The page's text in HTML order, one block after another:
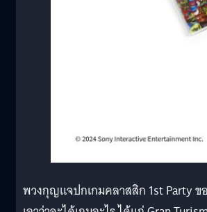
พวงกุญแจปกเกมคลาสสิก 1st Party ข